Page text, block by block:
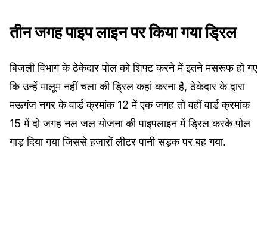
तीन जगह पाइप लाइन पर किया गया ड्रिल
बिजली विभाग के ठेकेदार पोल को शिफ्ट करने में इतने मसरूफ हो गए
कि उन्हें मालूम नहीं चला की ड्रिल कहां करना है, ठेकेदार के द्वारा
मऊगंज नगर के वार्ड क्रमांक 12 में एक जगह तो वहीं वार्ड क्रमांक
15 में दो जगह नल जल योजना की पाइपलाइन में ड्रिल करके पोल
गाड़ दिया गया जिससे हजारों लीटर पानी सड़क पर बह गया.